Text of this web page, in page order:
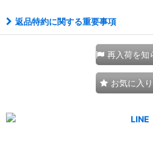
返品特約に関する重要事項
再入荷を知
お気に入